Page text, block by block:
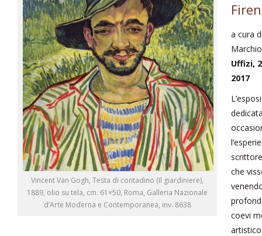
Vincent Van Gogh, Testa di contadino (Il giardiniere),
1889, olio su tela, cm. 61×50, Roma, Galleria Nazionale
d’Arte Moderna e Contemporanea, inv. 8638
a cura
Uffizi,
2017
che
coevi